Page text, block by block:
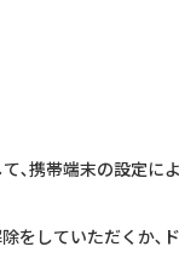
携帯端末の設定に
除をしていただく